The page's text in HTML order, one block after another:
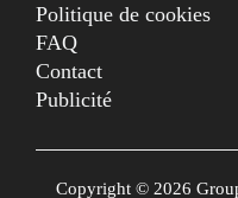
Politique de cookies
FAQ
Contact
Publicité
Copyright © 2026